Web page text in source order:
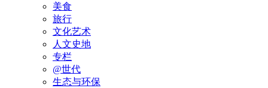
美食
旅行
文化艺术
人文史地
专栏
@世代
生态与环保